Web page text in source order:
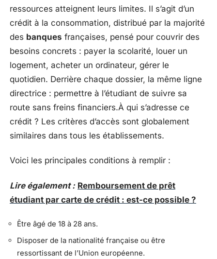
ressources atteignent leurs limites. Il s’agit d’un
crédit à la consommation, distribué par la majorité
des banques françaises, pensé pour couvrir des
besoins concrets : payer la scolarité, louer un
logement, acheter un ordinateur, gérer le
quotidien. Derrière chaque dossier, la même ligne
directrice : permettre à l’étudiant de suivre sa
route sans freins financiers.À qui s’adresse ce
crédit ? Les critères d’accès sont globalement
similaires dans tous les établissements.
Voici les principales conditions à remplir :
Lire également : Remboursement de prêt
étudiant par carte de crédit : est-ce possible ?
Être âgé de 18 à 28 ans.
Disposer de la nationalité française ou être
ressortissant de l’Union européenne.